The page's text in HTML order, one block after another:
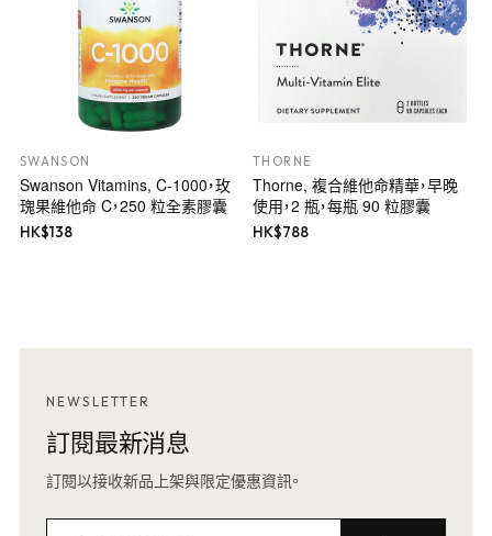
SWANSON
Swanson Vitamins, C-1000，玫
瑰果維他命 C，250 粒全素膠囊
HK$138
THORNE
Thorne, 複合維他命精華，早晚
使用，2 瓶，每瓶 90 粒膠囊
HK$788
NEWSLETTER
訂閱最新消息
訂閱以接收新品上架與限定優惠資訊。